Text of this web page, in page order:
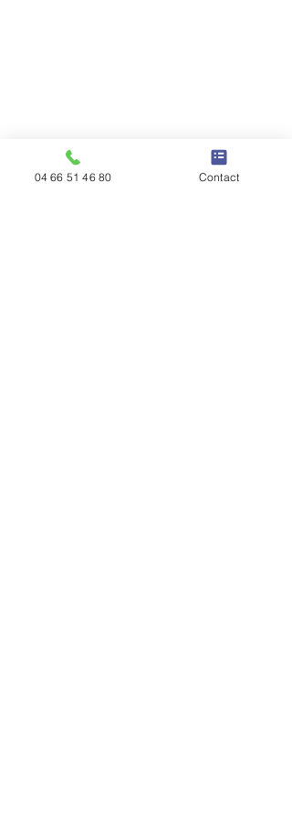
04 66 51 46 80 Contact